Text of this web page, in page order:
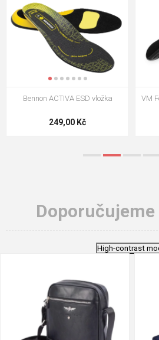
VM Footwear 3009 Vkládací stélka
124,00 Kč
High-contrast